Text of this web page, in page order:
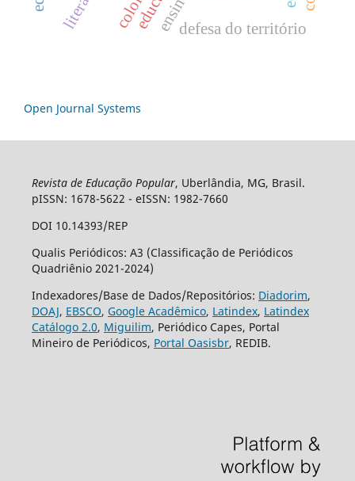
defesa do território
Open Journal Systems
Revista de Educação Popular, Uberlândia, MG, Brasil.
pISSN: 1678-5622 - eISSN: 1982-7660
DOI 10.14393/REP
Qualis Periódicos: A3 (Classificação de Periódicos
Quadriênio 2021-2024)
Indexadores/Base de Dados/Repositórios: Diadorim,
DOAJ, EBSCO, Google Acadêmico, Latindex, Latindex
Catálogo 2.0, Miguilim, Periódico Capes, Portal
Mineiro de Periódicos, Portal Oasisbr, REDIB.